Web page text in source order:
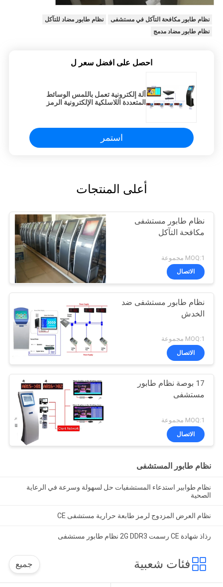
نظام طابور مكافحة التآكل في مستشفى
نظام طابور مضاد للتآكل
نظام طابور مضاد مدمج
احصل على افضل سعر ل
آلة إلكترونية تعمل باللمس الوسائط
المتعددة اللاسلكية الإلكترونية الرمز
استمر
أعلى المنتجات
نظام طابور مستشفى
مكافحة التآكل
MOQ:1 مجموعة
الاتصال
نظام طابور مستشفى ضد
الخدش
MOQ:1 مجموعة
الاتصال
17 بوصة نظام طابور
مستشفى
MOQ:1 مجموعة
الاتصال
نظام طابور المستشفى
نظام طوابير استدعاء المستشفيات حل لسهولة وسرعة في الرعاية
الصحية
نظام العرض المزدوج لرمز طابعة حرارية مستشفى CE
رذاذ شهادة CE رسمت 2G DDR3 نظام طابور مستشفى
فئات شعبية جميع